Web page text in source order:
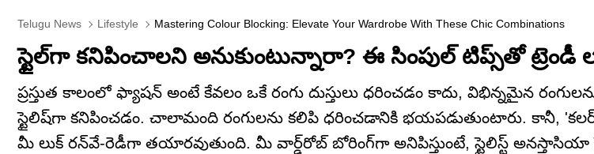
Telugu News Lifestyle Mastering Colour Blocking: Elevate Your Wardrobe With These Chic Combinations
స్టైల్‌గా కనిపించాలని అనుకుంటున్నారా? ఈ సింపుల్ టిప్స్‌తో ట్రెండీ
ప్రస్తుత కాలంలో ఫ్యాషన్ అంటే కేవలం ఒకే రంగు దుస్తులు ధరించడం కాదు, విభిన్నమైన
స్టైలిష్‌గా కనిపించడం. చాలామంది రంగులను కలిపి ధరించడానికి భయపడుతుంటారు. కానీ, 'కలర్
మీ లుక్ రన్‌వే-రెడీగా తయారవుతుంది. మీ వార్డ్‌రోబ్ బోరింగ్‌గా అనిపిస్తుంటే, స్టైలిస్ట్ అనస్తాసియా